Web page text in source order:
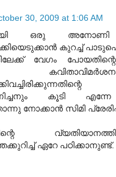
30, 2009 at 1:06 AM
ഒരു അനോണി
കുറച്ച്
വേഗം
കൂടി എന്നേ
നോക്കാന്‍ സിമി
ഏറേ